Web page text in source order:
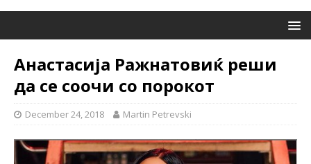
Анастасија Ражнатовиќ реши
да се соочи со порокот
December 24, 2018 Martin Petrevski